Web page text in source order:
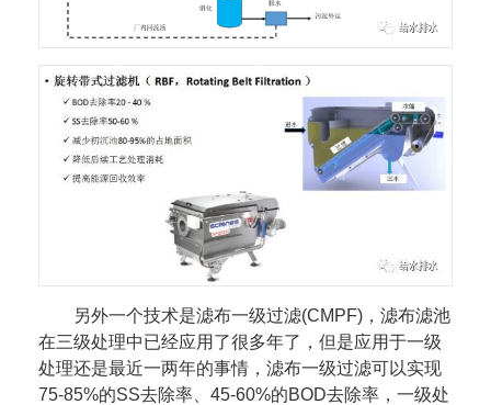
另外一个技术是滤布一级过滤(CMPF)，滤布滤池
在三级处理中已经应用了很多年了，但是应用于一级
处理还是最近一两年的事情，滤布一级过滤可以实现
75-85%的SS去除率、45-60%的BOD去除率，一级处